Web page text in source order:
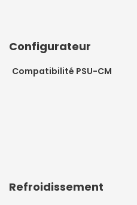
Configurateur
Compatibilité PSU-CM
Refroidissement